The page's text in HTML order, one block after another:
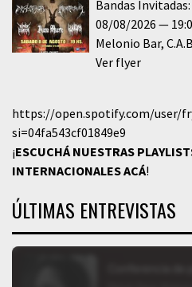
Bandas
08/08/2026
Melonio Bar
Ver flyer
https://open.spotify.com/user/
si=04fa543cf01849e9
¡ESCUCHÁ NUESTRAS
INTERNACIONALESACÁ!
ÚLTIMAS ENTREVISTAS